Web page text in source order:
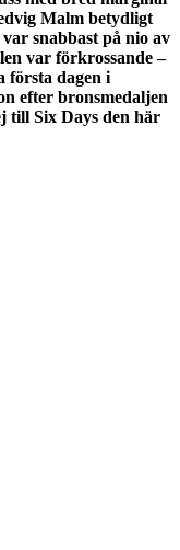
Malm betydligt
snabbast på nio av
var förkrossande –
första dagen i
efter bronsmedaljen
till Six Days den här